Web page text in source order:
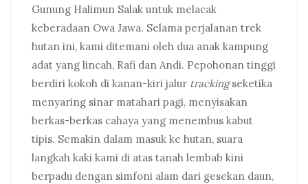
Gunung Halimun Salak untuk melacak
keberadaan Owa Jawa. Selama perjalanan trek
hutan ini, kami ditemani oleh dua anak kampung
adat yang lincah, Rafi dan Andi. Pepohonan tinggi
berdiri kokoh di kanan-kiri jalur trackingseketika
menyaring sinar matahari pagi, menyisakan
berkas-berkas cahaya yang menembus kabut
tipis. Semakin dalam masuk ke hutan, suara
langkah kaki kami di atas tanah lembab kini
berpadu dengan simfoni alam dari gesekan daun,